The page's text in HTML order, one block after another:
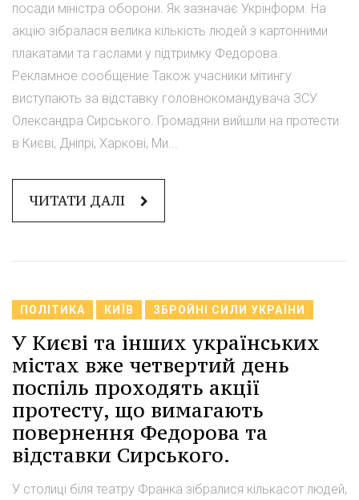
посади міністра оборони. Як зазначає Укрінформ. На
акцію зібралася велика кількість людей з картонними
плакатами та гаслами у підтримку Федорова.
Рекламное сообщение Також учасники мітингу
виступають за відставку головнокомандувача ЗСУ
Олександра Сирського. Громадяни вийшли на протести
в Києві, Дніпрі, Харкові, Ми...
ЧИТАТИ ДАЛІ
ПОЛІТИКА КИЇВ ЗБРОЙНІ СИЛИ УКРАЇНИ
У Києві та інших українських
містах вже четвертий день
поспіль проходять акції
протесту, що вимагають
повернення Федорова та
відставки Сирського.
У столиці біля театру Франка зібралися кількасот людей,